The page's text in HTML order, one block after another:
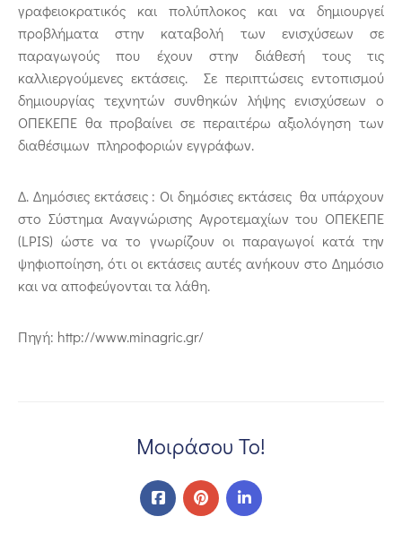
γραφειοκρατικός και πολύπλοκος και να δημιουργεί
προβλήματα στην καταβολή των ενισχύσεων σε
παραγωγούς που έχουν στην διάθεσή τους τις
καλλιεργούμενες εκτάσεις. Σε περιπτώσεις εντοπισμού
δημιουργίας τεχνητών συνθηκών λήψης ενισχύσεων ο
ΟΠΕΚΕΠΕ θα προβαίνει σε περαιτέρω αξιολόγηση των
διαθέσιμων πληροφοριών εγγράφων.
Δ. Δημόσιες εκτάσεις : Οι δημόσιες εκτάσεις θα υπάρχουν
στο Σύστημα Αναγνώρισης Αγροτεμαχίων του ΟΠΕΚΕΠΕ
(LPIS) ώστε να το γνωρίζουν οι παραγωγοί κατά την
ψηφιοποίηση, ότι οι εκτάσεις αυτές ανήκουν στο Δημόσιο
και να αποφεύγονται τα λάθη.
Πηγή: http://www.minagric.gr/
Μοιράσου Το!